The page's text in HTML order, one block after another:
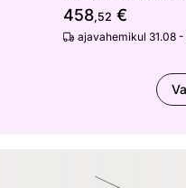
458,52 €
ajavahemikul 31.08